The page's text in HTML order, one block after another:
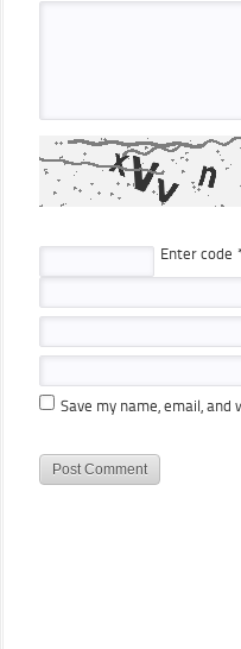
Enter code
Save my name, email,